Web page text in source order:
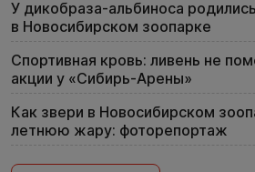
У дикобраза-альбиноса
в Новосибирском зоопарке
Спортивная кровь: ливень не
акции у «Сибирь-Арены»
Как звери в Новосибирском
летнюю жару: фоторепортаж